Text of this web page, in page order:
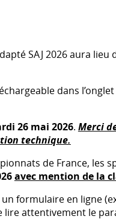
SAJ 2026 aura lieu
dans l’onglet
26 mai 2026. Merci
technique.
de France, les
avec mention de la
formulaire en ligne
lire attentivement le